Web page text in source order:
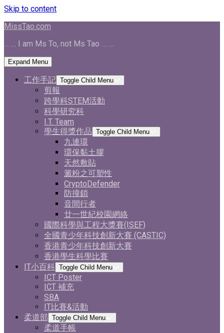
Skip to content
MissTao.com
… … I am Ms To, not Ms Tao … …
Expand Menu
工作手記 Toggle Child Menu
剪報
跨學科STEM活動
科學研究科
I.T. Team
學生得獎作品 Toggle Child Menu
九連環
環保黏土膠
天然敷貼
澱粉之可塑性
CryptoDefender
防撞鎖
音間行者
廿一世紀校園網絡
國際科學與工程大獎賽(ISEF)
全國青少年科技創新大賽 (CASTIC)
香港青少年科技創新大賽
香港學生科學比賽
IT小百科 Toggle Child Menu
ICT Poster
ICT 補充
SBA
IT比賽&活動
柔道部 Toggle Child Menu
柔道手帳